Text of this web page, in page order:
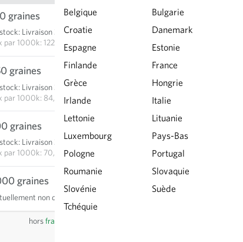
Belgique
Bulgarie
Croatie
Danemark
Espagne
Estonie
Finlande
France
Grèce
Hongrie
Irlande
Italie
Lettonie
Lituanie
Luxembourg
Pays-Bas
Pologne
Portugal
Roumanie
Slovaquie
Slovénie
Suède
Tchéquie
graines
: Livraison 3-5 jours
par1000k: 122,00 €
12,20 €
AJOUTER AU PANIER
graines
: Livraison 3-5 jours
par1000k: 84,80 €
21,20 €
graines
: Livraison 3-5 jours
par1000k: 70,40 €
35,20 €
graines
non disponible
horsfrais de port